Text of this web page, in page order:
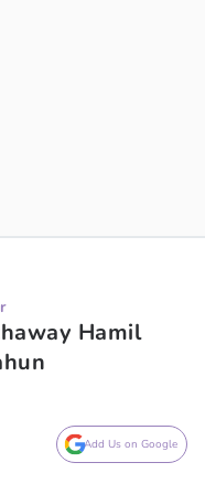
Hamil
Add Us on Google